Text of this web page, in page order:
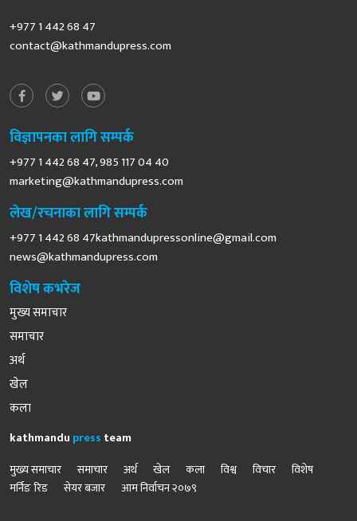
+977 1 442 68 47
contact@kathmandupress.com
विज्ञापनका लागि सम्पर्क
+977 1 442 68 47, 985 117 04 40
marketing@kathmandupress.com
लेख/रचनाका लागि सम्पर्क
+977 1 442 68 47kathmandupressonline@gmail.com
news@kathmandupress.com
विशेष कभरेज
मुख्य समाचार
समाचार
अर्थ
खेल
कला
kathmandu press team
मुख्य समाचार
समाचार अर्थ खेल कला विश्व विचार
विशेष
मर्निङ रिड
सेयर बजार आम निर्वाचन २०७९